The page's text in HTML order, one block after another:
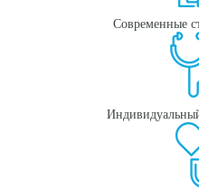
Современные